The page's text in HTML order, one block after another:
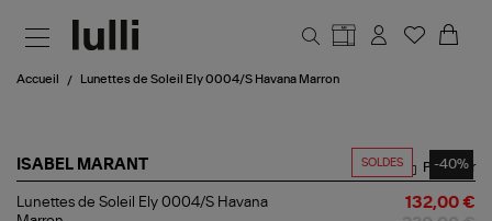
Accueil Lunettes de Soleil Ely 0004/S Havana Marron
SOLDES -40%
ISABEL MARANT
Lunettes
de
Partager
Lunettes de Soleil Ely 0004/S Havana
132,00 €